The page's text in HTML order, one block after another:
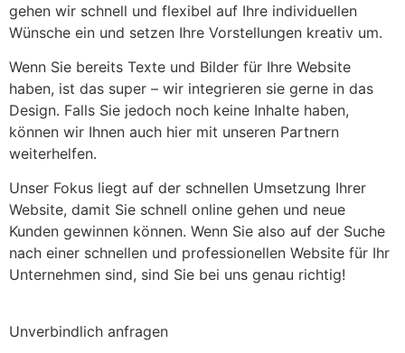
gehen wir schnell und flexibel auf Ihre individuellen
Wünsche ein und setzen Ihre Vorstellungen kreativ um.
Wenn Sie bereits Texte und Bilder für Ihre Website
haben, ist das super – wir integrieren sie gerne in das
Design. Falls Sie jedoch noch keine Inhalte haben,
können wir Ihnen auch hier mit unseren Partnern
weiterhelfen.
Unser Fokus liegt auf der schnellen Umsetzung Ihrer
Website, damit Sie schnell online gehen und neue
Kunden gewinnen können. Wenn Sie also auf der Suche
nach einer schnellen und professionellen Website für Ihr
Unternehmen sind, sind Sie bei uns genau richtig!
Unverbindlich anfragen